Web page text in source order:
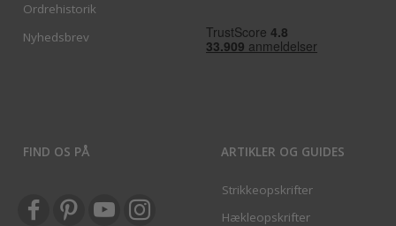
Ordrehistorik
Nyhedsbrev
FIND OS PÅ ARTIKLER OG GUIDES
Strikkeopskrifter
Hækleopskrifter